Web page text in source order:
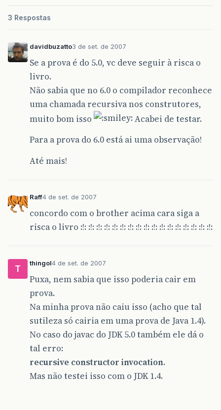
3 Respostas
davidbuzatto3 de set. de 2007
Se a prova é do 5.0, vc deve seguir à risca o
livro.
Não sabia que no 6.0 o compilador reconhece
uma chamada recursiva nos construtores,
muito bom isso
Acabei de testar.
Para a prova do 6.0 está ai uma observação!
Até mais!
Raff4 de set. de 2007
concordo com o brother acima cara siga a
risca o livro :!: :!: :!: :!: :!: :!: :!: :!: :!: :!: :!: :!: :!: :!: :!: :!: :!:
T
thingol4 de set. de 2007
Puxa, nem sabia que isso poderia cair em
prova.
Na minha prova não caiu isso (acho que tal
sutileza só cairia em uma prova de Java 1.4).
No caso do javac do JDK 5.0 também ele dá o
tal erro:
recursive constructor invocation.
Mas não testei isso com o JDK 1.4.